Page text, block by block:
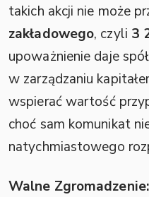
takich akcji nie może
zakładowego, czyli 3
upoważnienie daje
w zarządzaniu
wspierać wartość
choć sam komunikat
natychmiastowego
Walne Zgromadzenie: